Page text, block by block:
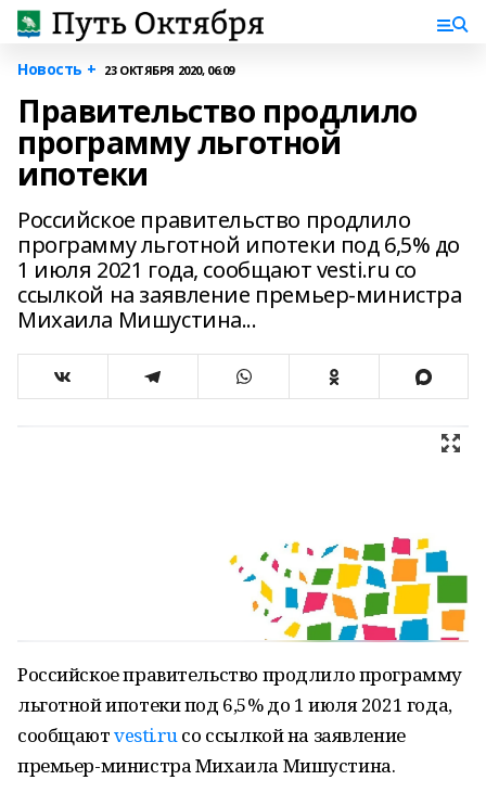
Новость + 23 ОКТЯБРЯ 2020, 06:09
Правительство продлило
программу льготной
ипотеки
Российское правительство продлило
программу льготной ипотеки под 6,5% до
1 июля 2021 года, сообщают vesti.ru со
ссылкой на заявление премьер-министра
Михаила Мишустина...
Российское правительство продлило программу
льготной ипотеки под 6,5% до 1 июля 2021 года,
сообщаютvesti.ruсо ссылкой на заявление
премьер-министра Михаила Мишустина.